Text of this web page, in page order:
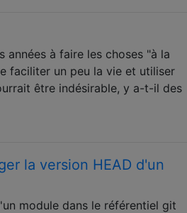
années à faire les choses "à la
faciliter un peu la vie et utiliser
être indésirable, y a-t-il des
la version HEAD d'un
module dans le référentiel git